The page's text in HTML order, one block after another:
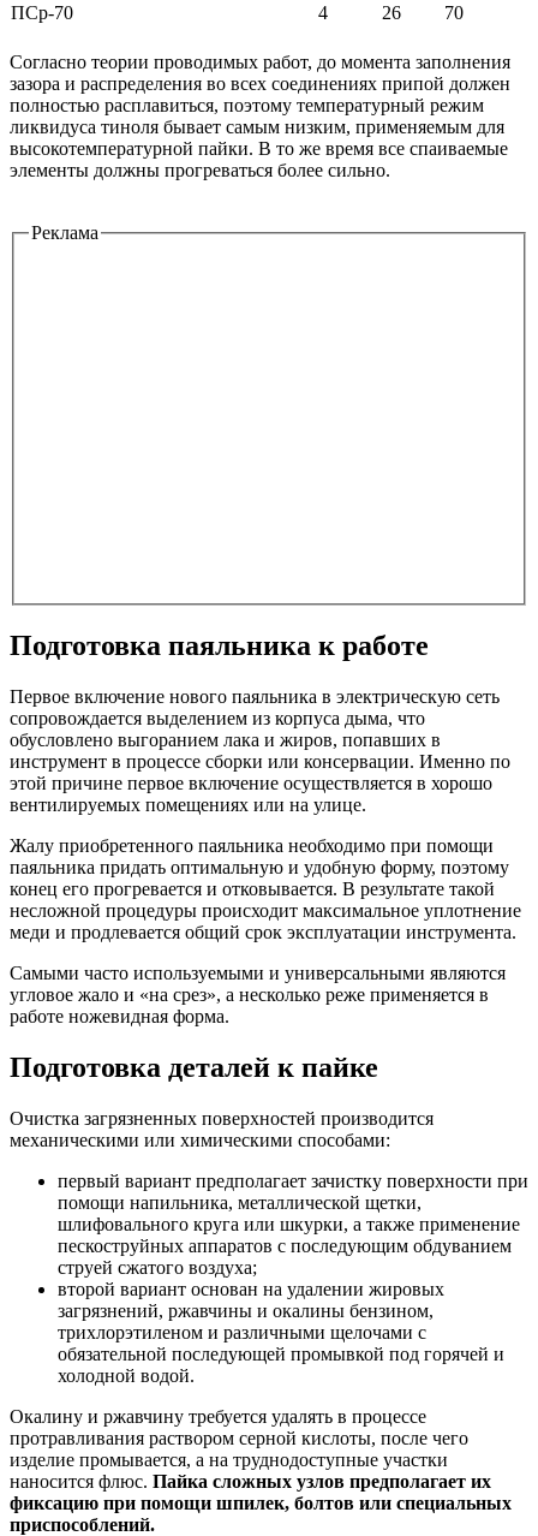
ПСр-70
4 26 70
Согласно теории проводимых работ, до момента заполнения
зазора и распределения во всех соединениях припой должен
полностью расплавиться, поэтому температурный режим
ликвидуса тиноля бывает самым низким, применяемым для
высокотемпературной пайки. В то же время все спаиваемые
элементы должны прогреваться более сильно.
Реклама
Подготовка паяльника к работе
Первое включение нового паяльника в электрическую сеть
сопровождается выделением из корпуса дыма, что
обусловлено выгоранием лака и жиров, попавших в
инструмент в процессе сборки или консервации. Именно по
этой причине первое включение осуществляется в хорошо
вентилируемых помещениях или на улице.
Жалу приобретенного паяльника необходимо при помощи
паяльника придать оптимальную и удобную форму, поэтому
конец его прогревается и отковывается. В результате такой
несложной процедуры происходит максимальное уплотнение
меди и продлевается общий срок эксплуатации инструмента.
Самыми часто используемыми и универсальными являются
угловое жало и «на срез», а несколько реже применяется в
работе ножевидная форма.
Подготовка деталей к пайке
Очистка загрязненных поверхностей производится
механическими или химическими способами:
первый вариант предполагает зачистку поверхности при
помощи напильника, металлической щетки,
шлифовального круга или шкурки, а также применение
пескоструйных аппаратов с последующим обдуванием
струей сжатого воздуха;
второй вариант основан на удалении жировых
загрязнений, ржавчины и окалины бензином,
трихлорэтиленом и различными щелочами с
обязательной последующей промывкой под горячей и
холодной водой.
Окалину и ржавчину требуется удалять в процессе
протравливания раствором серной кислоты, после чего
изделие промывается, а на труднодоступные участки
наносится флюс. Пайка сложных узлов предполагает их
фиксацию при помощи шпилек, болтов или специальных
приспособлений.